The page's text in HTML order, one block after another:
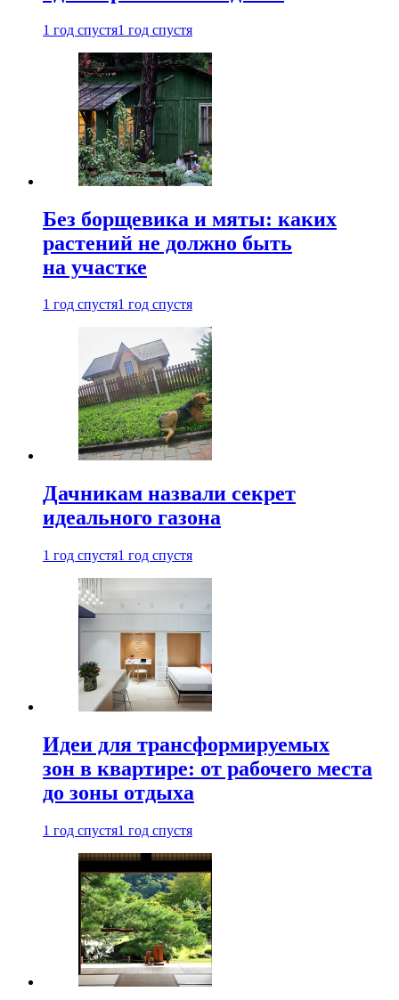
1 год спустя1 год спустя
Без борщевика и мяты: каких
растений не должно быть
на участке
1 год спустя1 год спустя
Дачникам назвали секрет
идеального газона
1 год спустя1 год спустя
Идеи для трансформируемых
зон в квартире: от рабочего места
до зоны отдыха
1 год спустя1 год спустя